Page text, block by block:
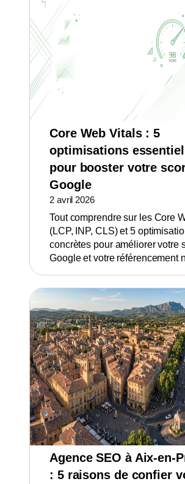
Core Web Vitals : 5
optimisations
pour booster votre
Google
2 avril 2026
Tout comprendre sur les Core
(LCP, INP, CLS) et 5
concrètes pour améliorer votre
Google et votre référencement
Agence SEO à Aix-en-
: 5 raisons de confier